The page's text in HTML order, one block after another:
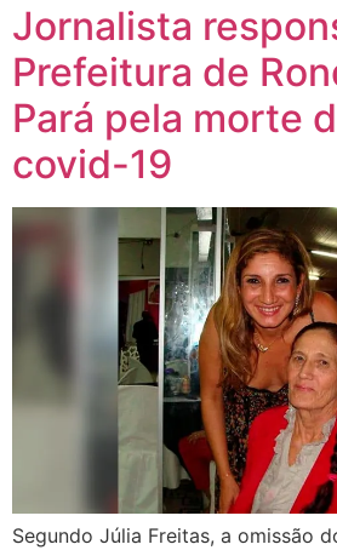
Jornalista
Prefeitura de
Pará pela morte
covid-19
Segundo Júlia Freitas, a omissão